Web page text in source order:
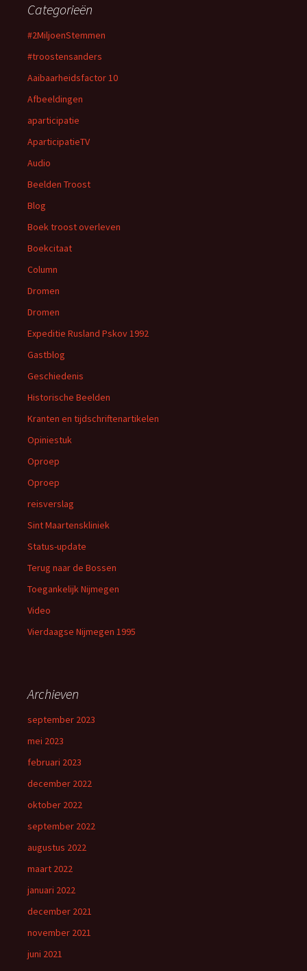
Categorieën
#2MiljoenStemmen
#troostensanders
Aaibaarheidsfactor 10
Afbeeldingen
aparticipatie
AparticipatieTV
Audio
Beelden Troost
Blog
Boek troost overleven
Boekcitaat
Column
Dromen
Dromen
Expeditie Rusland Pskov 1992
Gastblog
Geschiedenis
Historische Beelden
Kranten en tijdschriftenartikelen
Opiniestuk
Oproep
Oproep
reisverslag
Sint Maartenskliniek
Status-update
Terug naar de Bossen
Toegankelijk Nijmegen
Video
Vierdaagse Nijmegen 1995
Archieven
september 2023
mei 2023
februari 2023
december 2022
oktober 2022
september 2022
augustus 2022
maart 2022
januari 2022
december 2021
november 2021
juni 2021